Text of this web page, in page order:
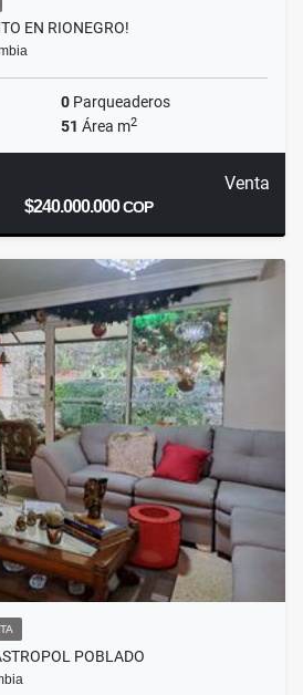
EN RIONEGRO!
0 Parqueaderos
51 Área m2
Venta
$240.000.000COP
POBLADO